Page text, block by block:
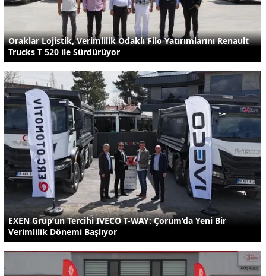
Aybir Lojistik Filosunun Üçte İkisini
Renault Trucks Çekiciler Oluşturuyor
Oraklar Lojistik, Verimlilik Odaklı Filo Yatırımlarını Renault
Trucks T 520 ile Sürdürüyor
EXEN Grup’un Tercihi IVECO T-WAY: Çorum’da Yeni Bir
Verimlilik Dönemi Başlıyor